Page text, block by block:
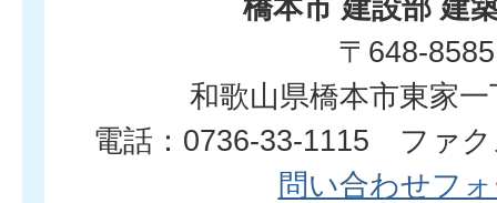
橋本市 建設部 建
〒648-8585
和歌山県橋本市東家
電話：0736-33-1115 ファク
問い合わせフ